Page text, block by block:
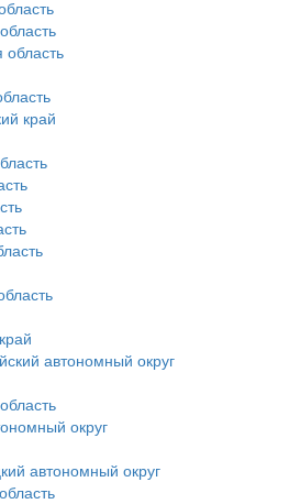
область
край
автономный округ
округ
автономный округ